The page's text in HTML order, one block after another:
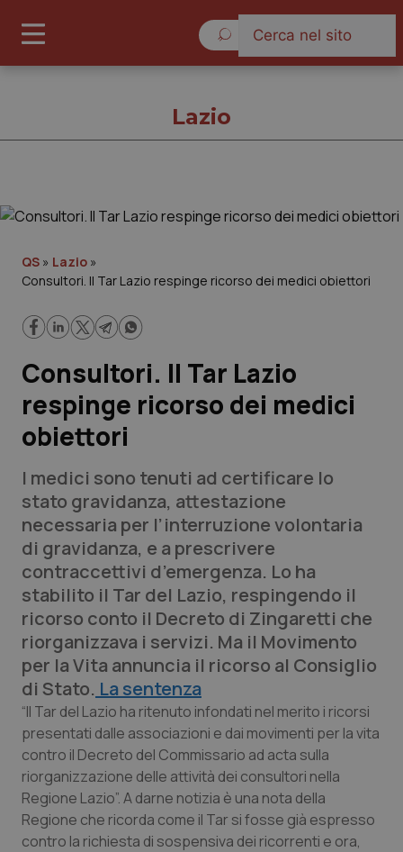
Cronache
Lavoro e Professioni
Scienza e Farmaci
Studi e Analisi
Lettere al direttore
Edizioni Regionali
QS Pro
Professionisti Sanitari.AI
Abruzzo
Basilicata
Calabria
QS Pro Gold
Artrite & artrosi
Asma & BPCO
QS Club Newsletter
Lazio
QS » Lazio »
Consultori. Il Tar Lazio respinge ricorso dei medici obiettori
Consultori. Il Tar Lazio
respinge ricorso dei medici
obiettori
I medici sono tenuti ad certificare lo
stato gravidanza, attestazione
necessaria per l’interruzione volontaria
di gravidanza, e a prescrivere
contraccettivi d’emergenza. Lo ha
stabilito il Tar del Lazio, respingendo il
ricorso conto il Decreto di Zingaretti che
riorganizzava i servizi. Ma il Movimento
per la Vita annuncia il ricorso al Consiglio
di Stato. La sentenza
“Il Tar del Lazio ha ritenuto infondati nel merito i ricorsi
presentati dalle associazioni e dai movimenti per la vita
contro il Decreto del Commissario ad acta sulla
riorganizzazione delle attività dei consultori nella
Regione Lazio”. A darne notizia è una nota della
Regione che ricorda come il Tar si fosse già espresso
contro la richiesta di sospensiva dei ricorrenti e ora,